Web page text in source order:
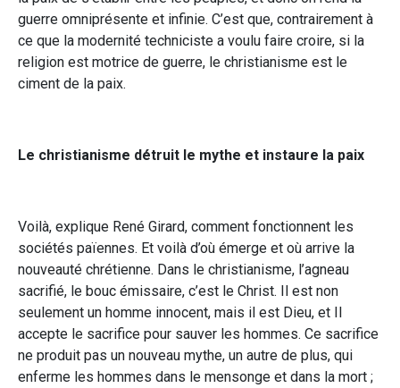
guerre omniprésente et infinie. C’est que, contrairement à
ce que la modernité techniciste a voulu faire croire, si la
religion est motrice de guerre, le christianisme est le
ciment de la paix.
Le christianisme détruit le mythe et instaure la paix
Voilà, explique René Girard, comment fonctionnent les
sociétés païennes. Et voilà d’où émerge et où arrive la
nouveauté chrétienne. Dans le christianisme, l’agneau
sacrifié, le bouc émissaire, c’est le Christ. Il est non
seulement un homme innocent, mais il est Dieu, et Il
accepte le sacrifice pour sauver les hommes. Ce sacrifice
ne produit pas un nouveau mythe, un autre de plus, qui
enferme les hommes dans le mensonge et dans la mort ;